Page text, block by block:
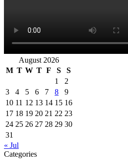
August 2026
M T W T F S
S
1
2
3
4 5 6 7 8
9
10 11 12 13 14 15 16
17 18 19 20 21 22 23
24 25 26 27 28 29 30
31
« Jul
Categories